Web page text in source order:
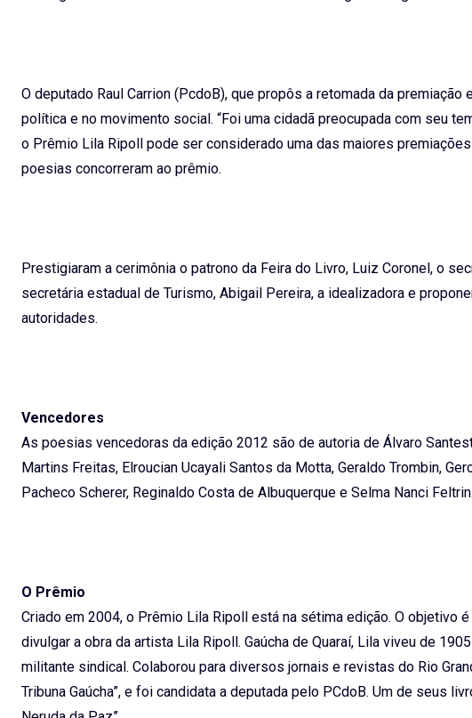
O deputado Raul Carrion (PcdoB), que propôs a retomada da
política e no movimento social. “Foi uma cidadã preocupada com seu
o Prêmio Lila Ripoll pode ser considerado uma das maiores
poesias concorreram ao prêmio.
Prestigiaram a cerimônia o patrono da Feira do Livro, Luiz Coronel, o
secretária estadual de Turismo, Abigail Pereira, a idealizadora e
autoridades.
Vencedores
As poesias vencedoras da edição 2012 são de autoria de Álvaro
Martins Freitas, Elroucian Ucayali Santos da Motta, Geraldo Trombin,
Pacheco Scherer, Reginaldo Costa de Albuquerque e Selma Nanci Feltrin.
O Prêmio
Criado em 2004, o Prêmio Lila Ripoll está na sétima edição. O objetivo
divulgar a obra da artista Lila Ripoll. Gaúcha de Quaraí, Lila viveu de
militante sindical. Colaborou para diversos jornais e revistas do Rio
Tribuna Gaúcha”, e foi candidata a deputada pelo PCdoB. Um de seus